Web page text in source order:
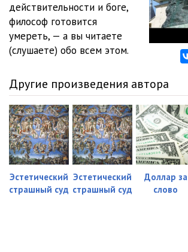
действительности и боге,
философ готовится
умереть, — а вы читаете
(слушаете) обо всем этом.
Другие произведения автора
Эстетический
страшный суд
Эстетический
страшный суд
Доллар за
слово